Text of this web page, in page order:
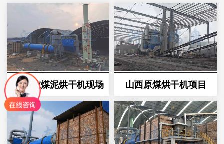
1000吨煤泥烘干机现场 山西原煤烘干机项目